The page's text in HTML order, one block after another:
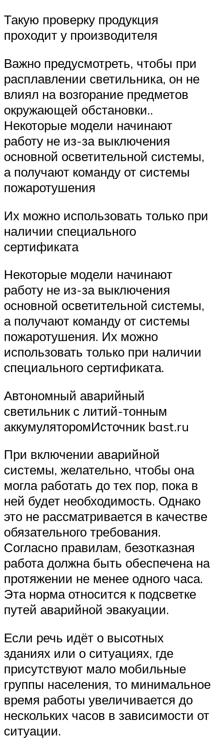
Такую проверку продукция
проходит у производителя
Важно предусмотреть, чтобы при
расплавлении светильника, он не
влиял на возгорание предметов
окружающей обстановки..
Некоторые модели начинают
работу не из-за выключения
основной осветительной системы,
а получают команду от системы
пожаротушения
Их можно использовать только при
наличии специального
сертификата
Некоторые модели начинают
работу не из-за выключения
основной осветительной системы,
а получают команду от системы
пожаротушения. Их можно
использовать только при наличии
специального сертификата.
Автономный аварийный
светильник с литий-тонным
аккумуляторомИсточник bast.ru
При включении аварийной
системы, желательно, чтобы она
могла работать до тех пор, пока в
ней будет необходимость. Однако
это не рассматривается в качестве
обязательного требования.
Согласно правилам, безотказная
работа должна быть обеспечена на
протяжении не менее одного часа.
Эта норма относится к подсветке
путей аварийной эвакуации.
Если речь идёт о высотных
зданиях или о ситуациях, где
присутствуют мало мобильные
группы населения, то минимальное
время работы увеличивается до
нескольких часов в зависимости от
ситуации.